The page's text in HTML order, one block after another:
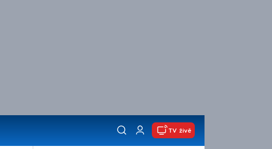
TV živě